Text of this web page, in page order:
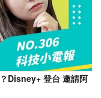
Disney+ 登台 邀請阿